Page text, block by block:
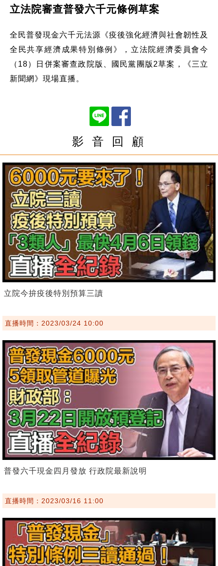
立法院審查普發六千元條例草案
全民普發現金六千元法源《疫後強化經濟與社會韌性及
全民共享經濟成果特別條例》，立法院經濟委員會今
（18）日併案審查政院版、國民黨團版2草案，《三立
新聞網》現場直播。
影 音 回 顧
立院今拚疫後特別預算三讀
直播時間：2023/03/24 10:00
普發六千現金四月發放 行政院最新說明
直播時間：2023/03/16 11:00